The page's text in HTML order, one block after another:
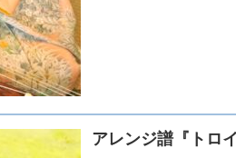
アレンジ譜『トロ